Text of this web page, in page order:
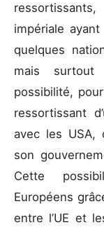
impériale
quelques
mais surtout
possibilité,
ressortissant
avec les USA,
son
Cette
Européens
entre l’UE et